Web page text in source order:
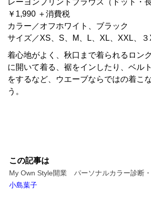
レーヨンプリントブラウス（ドット・長
￥1,990 ＋消費税
カラー／オフホワイト、ブラック
サイズ／XS、S、M、L、XL、XXL、３
着心地がよく、秋口まで着られるロン
に開いて着る、裾をインしたり、ベル
をするなど、ウエーブならではの着こ
う。
この記事は
My Own Style開業 パーソナルカラー診断
小島葉子